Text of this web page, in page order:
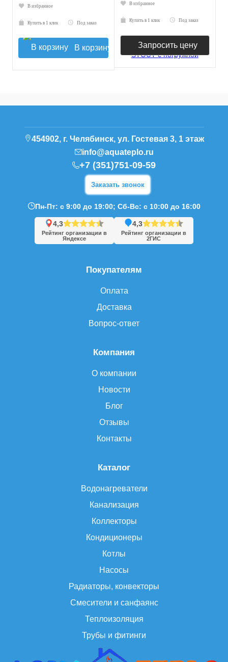
В избранное
Купить в 1 клик Под заказ
В корзину
В избранное
Купить в 1 клик Под заказ
Запросить цену
Каталог
Водонагреватели
Канализация
Коллекторы
Кондиционеры
Котлы
Насосы
Радиаторы, конвекторы
Смесители и санфаянс
Теплоизоляция
Трубы и фитинги
Компания
О компании
Новости
Блог
Отзывы
Контакты
Покупателям
Оплата
Доставка
Вопрос-ответ
454902, г. Челябинск, ул. Гостевая 3, 1 этаж
info@aquateplo.ru
+7 (351)751-09-59
Заказать звонок
Пн-Пт: с 9:00 до 19:00; Сб-Вс: с 10:00 до 16:00
4,3
Рейтинг организации в
Яндексе
4,3
Рейтинг организации в
2ГИС